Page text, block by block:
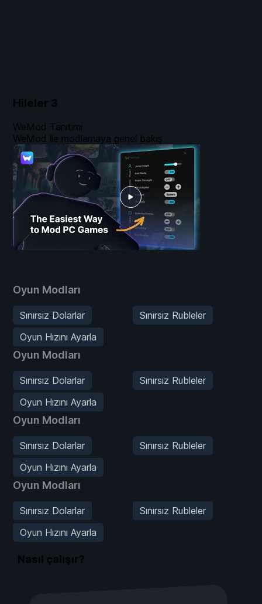
Hileler 3
Oyun Modları
Sınırsız Dolarlar
Sınırsız Rubleler
Oyun Hızını Ayarla
Oyun Modları
Sınırsız Dolarlar
Sınırsız Rubleler
Oyun Hızını Ayarla
Oyun Modları
Sınırsız Dolarlar
Sınırsız Rubleler
Oyun Hızını Ayarla
Oyun Modları
Sınırsız Dolarlar
Sınırsız Rubleler
Oyun Hızını Ayarla
WeMod Tanıtımı
WeMod ile modlamaya genel bakış
Nasıl çalışır?